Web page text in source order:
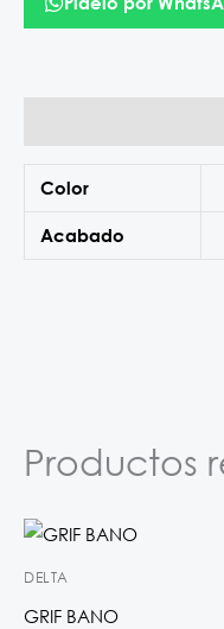
Color
Acabado
Productos
DELTA
GRIF BANO